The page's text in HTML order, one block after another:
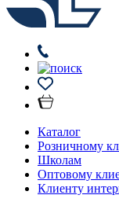
Каталог
Розничному
Школам
Оптовому
Клиенту